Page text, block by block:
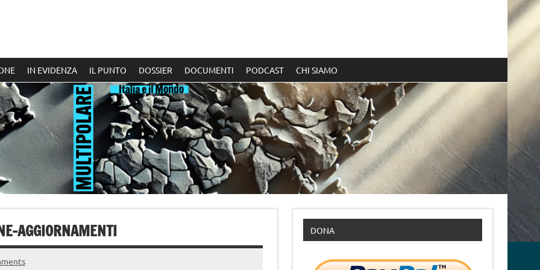
IN EVIDENZA IL PUNTO DOSSIER DOCUMENTI PODCAST CHI SIAMO
AGGIORNAMENTI DONA